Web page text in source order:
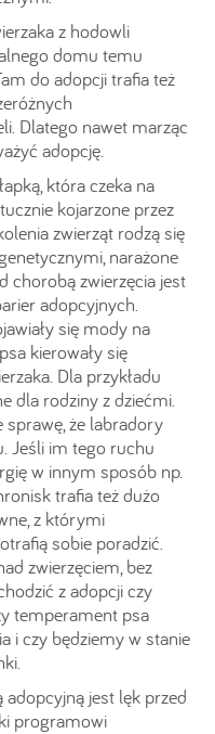
z hodowli
domu temu
do adopcji trafia też
Dlatego nawet marząc
adopcję.
która czeka na
kojarzone przez
zwierząt rodzą się
narażone
chorobą zwierzęcia jest
adopcyjnych.
się mody na
kierowały się
Dla przykładu
dla rodziny z dziećmi.
sprawę, że labradory
Jeśli im tego ruchu
w innym sposób np.
trafia też dużo
z którymi
sobie poradzić.
zwierzęciem, bez
z adopcji czy
temperament psa
i czy będziemy w stanie
jest lęk przed
programowi